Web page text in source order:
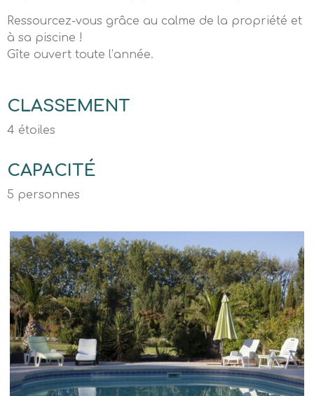
Ressourcez-vous grâce au calme de la propriété et
à sa piscine !
Gîte ouvert toute l’année.
CLASSEMENT
4 étoiles
CAPACITÉ
5 personnes